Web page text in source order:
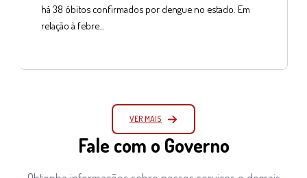
há 38 óbitos confirmados por dengue no estado. Em
relação à febre…
VER MAIS
Fale com o Governo